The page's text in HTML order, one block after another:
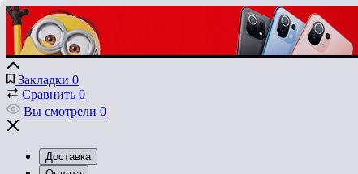
Закладки 0
Сравнить 0
Вы смотрели 0
Доставка